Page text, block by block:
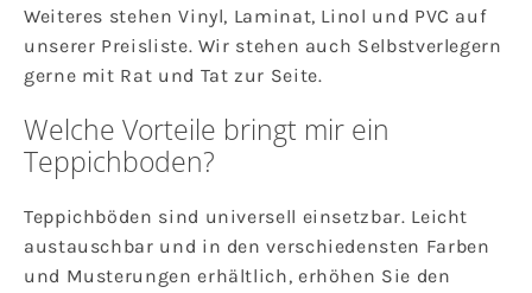
Weiteres stehen Vinyl, Laminat, Linol und PVC auf
unserer Preisliste. Wir stehen auch Selbstverlegern
gerne mit Rat und Tat zur Seite.
Welche Vorteile bringt mir ein
Teppichboden?
Teppichböden sind universell einsetzbar. Leicht
austauschbar und in den verschiedensten Farben
und Musterungen erhältlich, erhöhen Sie den